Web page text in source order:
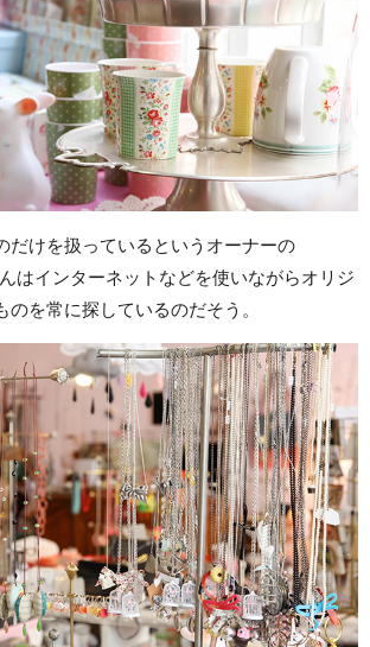
だけを扱っているというオーナーの
はインターネットなどを使いながらオリジ
を常に探しているのだそう。